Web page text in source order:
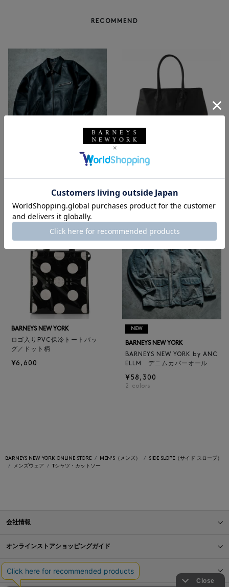
RECOMMEND
ELLM ホースレザーブルゾン
¥165,000
BARNEYS NEW YORK
4 colors
BARNEYS NEW YORK
ロゴ入りPVC保冷トートバッ
グ／ドット柄
¥6,600
NEW
BARNEYS NEW YORK
BARNEYS NEW YORK by ANC
ELLM デニムカバーオール
¥58,300
2 colors
BARNEYS NEW YORK ONLINE STORE MEN'S（メンズ）
SIDE SLOPE（サイド スロープ）
メンズウェア
Tシャツ・カットソー
会社情報
オンラインストアショッピングガイド
店舗情報